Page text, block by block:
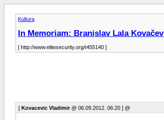
Kultura
In Memoriam: Branislav Lala Kovačev
[ http://www.elitesecurity.org/t455140 ]
[ Kovacevic Vladimir@ 06.09.2012. 06:20 ] @